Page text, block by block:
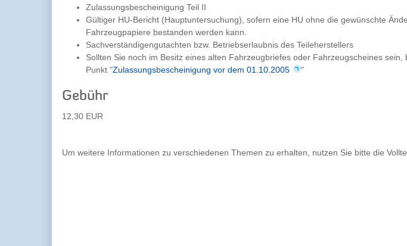
Zulassungsbescheinigung Teil II
Gültiger HU-Bericht (Hauptuntersuchung), sofern eine HU ohne die gewünschte
Fahrzeugpapiere bestanden werden kann.
Sachverständigengutachten bzw. Betriebserlaubnis des Teileherstellers
Sollten Sie noch im Besitz eines alten Fahrzeugbriefes oder Fahrzeugscheines sein,
Punkt "Zulassungsbescheinigung vor dem 01.10.2005 "
Gebühr
12,30 EUR
Um weitere Informationen zu verschiedenen Themen zu erhalten, nutzen Sie bitte die